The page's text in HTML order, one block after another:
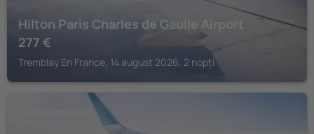
Hilton Paris Charles de Gaulle Airport
277 €
Tremblay En France, 14 august 2026, 2 nopți